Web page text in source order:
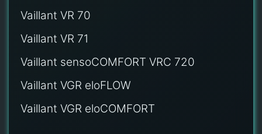
Vaillant VR 70
Vaillant VR 71
Vaillant sensoCOMFORT VRC 720
Vaillant VGR eloFLOW
Vaillant VGR eloCOMFORT